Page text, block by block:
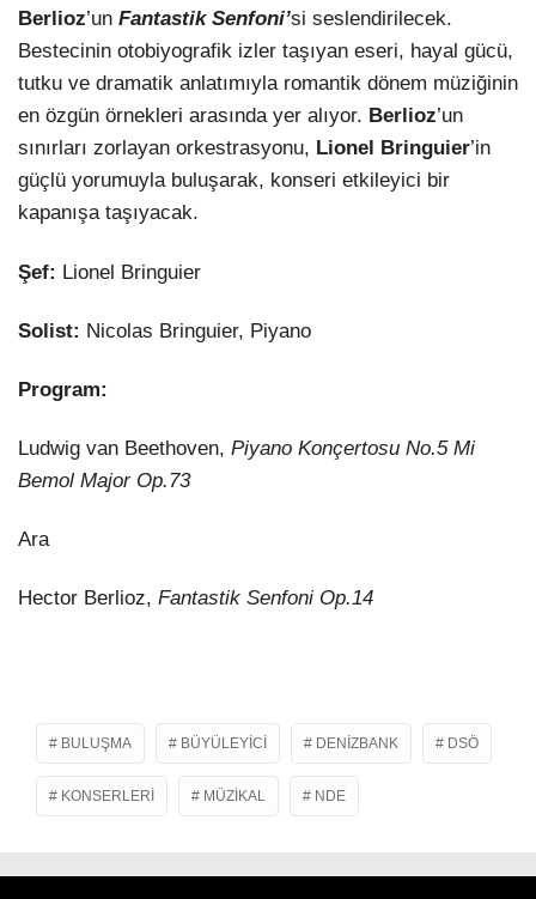
Berlioz’un Fantastik Senfoni’si seslendirilecek.
Bestecinin otobiyografik izler taşıyan eseri, hayal gücü,
tutku ve dramatik anlatımıyla romantik dönem müziğinin
en özgün örnekleri arasında yer alıyor. Berlioz’un
sınırları zorlayan orkestrasyonu, Lionel Bringuier’in
güçlü yorumuyla buluşarak, konseri etkileyici bir
kapanışa taşıyacak.
Şef: Lionel Bringuier
Solist: Nicolas Bringuier, Piyano
Program:
Ludwig van Beethoven, Piyano Konçertosu No.5 Mi
Bemol Major Op.73
Ara
Hector Berlioz, Fantastik Senfoni Op.14
BULUŞMA BÜYÜLEYICI DENIZBANK DSÖ
KONSERLERI MÜZIKAL NDE